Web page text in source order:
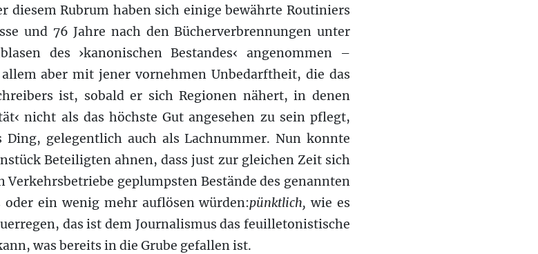
diesem Rubrum haben sich einige bewährte Routiniers
und 76 Jahre nach den Bücherverbrennungen unter
des ›kanonischen Bestandes‹ angenommen –
aber mit jener vornehmen Unbedarftheit, die das
ist, sobald er sich Regionen nähert, in denen
nicht als das höchste Gut angesehen zu sein pflegt,
Ding, gelegentlich auch als Lachnummer. Nun konnte
Beteiligten ahnen, dass just zur gleichen Zeit sich
geplumpsten Bestände des genannten
ein wenig mehr auflösen würden:pünktlich,wie es
das ist dem Journalismus das feuilletonistische
was bereits in die Grube gefallen ist.